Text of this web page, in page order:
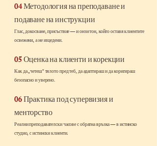
04Методология на преподаване и
подаване на инструкции
Глас, докосване, присъствие — и онзи тон, който оставя клиентите
освежени, а не изцедени.
05Оценка на клиенти и корекции
Как да „четеш" тялото пред теб, да адаптираш и да коригираш
безопасно и уверено.
06Практика под супервизия и
менторство
Реални преподавателски часове с обратна връзка — в истинско
студио, с истински клиенти.